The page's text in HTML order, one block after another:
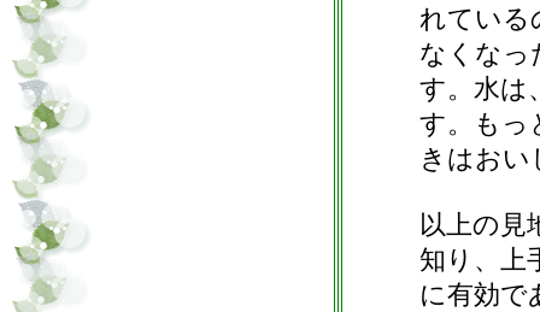
れている
なくなっ
す。水は
す。もっ
きはおい
以上の見
知り、上
に有効で